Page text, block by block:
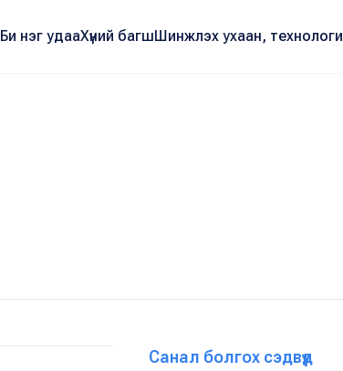
Би нэг удааХүний багшШинжлэх ухаан, технологи
Санал болгох сэдвүүд